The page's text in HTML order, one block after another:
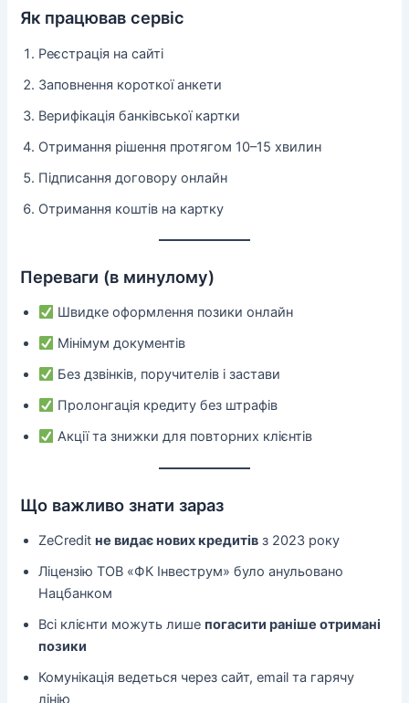
Як працював сервіс
Реєстрація на сайті
Заповнення короткої анкети
Верифікація банківської картки
Отримання рішення протягом 10–15 хвилин
Підписання договору онлайн
Отримання коштів на картку
Переваги (в минулому)
Швидке оформлення позики онлайн
Мінімум документів
Без дзвінків, поручителів і застави
Пролонгація кредиту без штрафів
Акції та знижки для повторних клієнтів
Що важливо знати зараз
ZeCreditне видає нових кредитів з 2023 року
Ліцензію ТОВ «ФК Інвеструм» було анульовано
Нацбанком
Всі клієнти можуть лишепогасити раніше отримані
позики
Комунікація ведеться через сайт, email та гарячу
лінію